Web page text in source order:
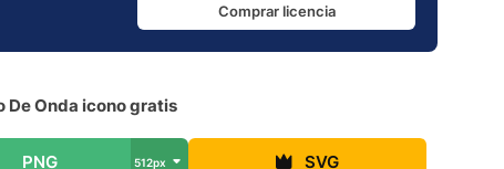
Comprar licencia
De Onda icono gratis
PNG 512px SVG